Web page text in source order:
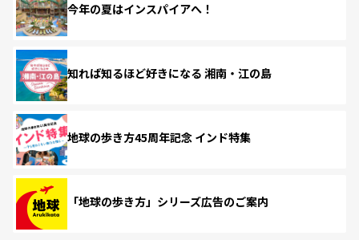
今年の夏はインスパイアへ！
知れば知るほど好きになる 湘南・江の島
地球の歩き方45周年記念 インド特集
「地球の歩き方」シリーズ広告のご案内